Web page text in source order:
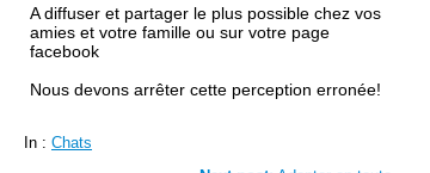
A diffuser et partager le plus possible chez vos
amies et votre famille ou sur votre page
facebook
Nous devons arrêter cette perception erronée!
In : Chats